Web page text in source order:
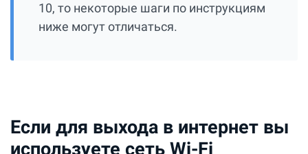
10, то некоторые шаги по инструкциям
ниже могут отличаться.
Если для выхода в интернет вы
используете сеть Wi-Fi